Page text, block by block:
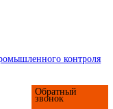
и стойкости к
износа покрытий